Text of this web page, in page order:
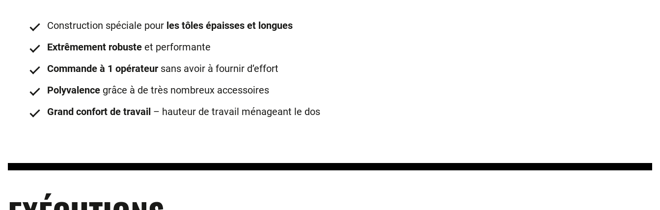
Construction spéciale pour les tôles épaisses et longues
Extrêmement robuste et performante
Commande à 1 opérateur sans avoir à fournir d’effort
Polyvalence grâce à de très nombreux accessoires
Grand confort de travail – hauteur de travail ménageant le dos